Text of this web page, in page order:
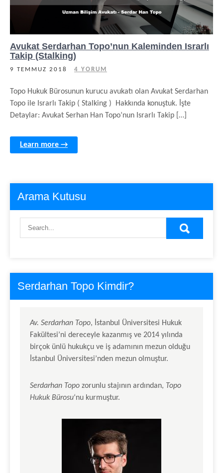
Avukat Serdarhan Topo’nun Kaleminden Israrlı
Takip (Stalking)
9 TEMMUZ 2018 4 YORUM
Topo Hukuk Bürosunun kurucu avukatı olan Avukat Serdarhan
Topo ile Israrlı Takip ( Stalking ) Hakkında konuştuk. İşte
Detaylar: Avukat Serhan Han Topo’nun Israrlı Takip […]
Learn more →
Arama Kutusu
Serdarhan Topo Kimdir?
Av. Serdarhan Topo, İstanbul Üniversitesi Hukuk
Fakültesi’ni dereceyle kazanmış ve 2014 yılında
birçok ünlü hukukçu ve iş adamının mezun olduğu
İstanbul Üniversitesi’nden mezun olmuştur.
Serdarhan Topo zorunlu stajının ardından, Topo
Hukuk Bürosu‘nu kurmuştur.